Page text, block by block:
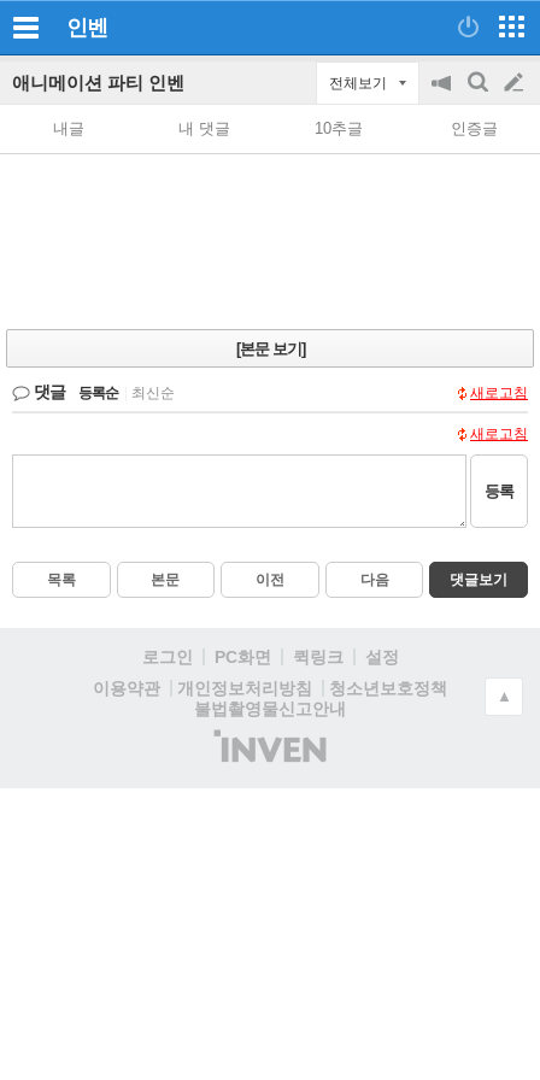
인벤
애니메이션 파티 인벤 전체보기
공
on/off
검
색
글
쓰
내글 내 댓글 10추글 인증글
[본문 보기]
댓글 등록순 최신순 새로고침
새로고침
등록
목록 본문 이전 다음 댓글보기
로그인 PC화면 퀵링크
설정
이용약관
개인정보처리방침
청소년보호정책
불법촬영물신고안내
(주)
인
▲